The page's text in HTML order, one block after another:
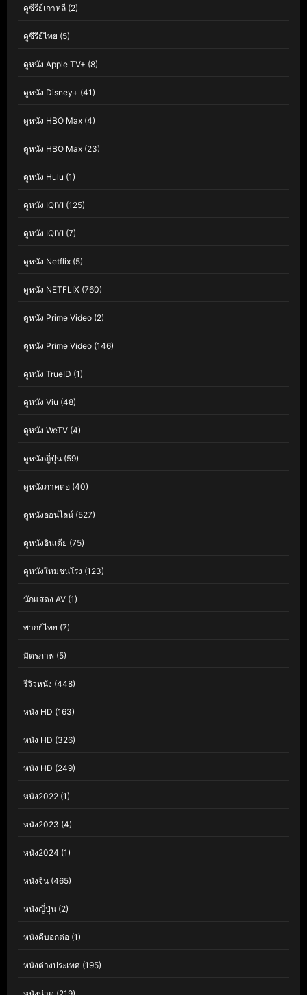
ดูซีรีย์เกาหลี (2)
ดูซีรีย์ไทย (5)
ดูหนัง Apple TV+ (8)
ดูหนัง Disney+ (41)
ดูหนัง HBO Max (4)
ดูหนัง HBO Max (23)
ดูหนัง Hulu (1)
ดูหนัง IQIYI (125)
ดูหนัง IQIYI (7)
ดูหนัง Netflix (5)
ดูหนัง NETFLIX (760)
ดูหนัง Prime Video (2)
ดูหนัง Prime Video (146)
ดูหนัง TrueID (1)
ดูหนัง Viu (48)
ดูหนัง WeTV (4)
ดูหนังญี่ปุ่น (59)
ดูหนังภาคต่อ (40)
ดูหนังออนไลน์ (527)
ดูหนังอินเดีย (75)
ดูหนังใหม่ชนโรง (123)
นักแสดง AV (1)
พากย์ไทย (7)
มิตรภาพ (5)
รีวิวหนัง (448)
หนัง HD (163)
หนัง HD (326)
หนัง HD (249)
หนัง2022 (1)
หนัง2023 (4)
หนัง2024 (1)
หนังจีน (465)
หนังญี่ปุ่น (2)
หนังดีบอกต่อ (1)
หนังต่างประเทศ (195)